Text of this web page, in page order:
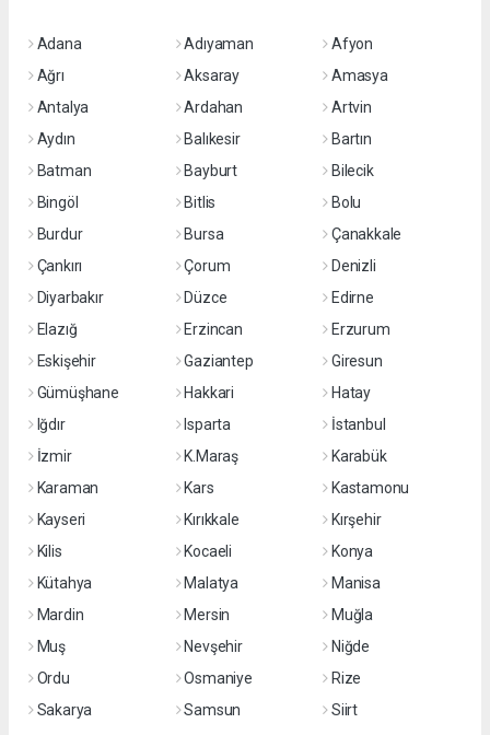
Adana Adıyaman
Afyon
Ağrı
Aksaray
Amasya
Antalya
Ardahan
Artvin
Aydın
Balıkesir
Bartın
Batman
Bayburt
Bilecik
Bingöl
Bitlis
Bolu
Burdur
Bursa
Çanakkale
Çankırı
Çorum
Denizli
Diyarbakır
Düzce
Edirne
Elazığ
Erzincan
Erzurum
Eskişehir
Gaziantep
Giresun
Gümüşhane
Hakkari
Hatay
Iğdır
Isparta
İstanbul
İzmir
K.Maraş
Karabük
Karaman
Kars
Kastamonu
Kayseri
Kırıkkale
Kırşehir
Kilis
Kocaeli
Konya
Kütahya
Malatya
Manisa
Mardin
Mersin
Muğla
Muş
Nevşehir
Niğde
Ordu
Osmaniye
Rize
Sakarya
Samsun
Siirt